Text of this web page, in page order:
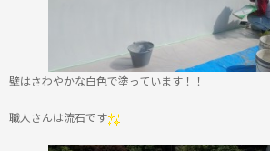
壁はさわやかな白色で塗っています！！
職人さんは流石です